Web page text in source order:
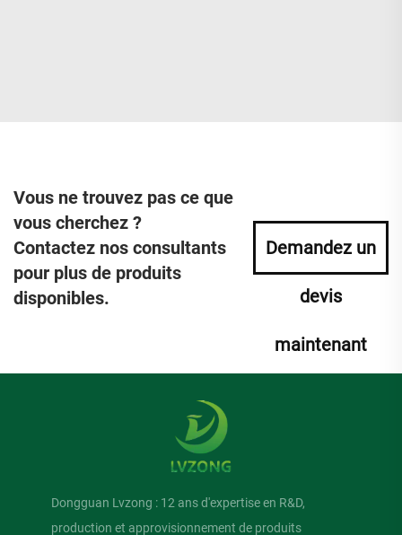
Vous ne trouvez pas ce que
vous cherchez ?
Contactez nos consultants
pour plus de produits
disponibles.
Demandez un
devis
maintenant
Dongguan Lvzong : 12 ans d'expertise en R&D,
production et approvisionnement de produits